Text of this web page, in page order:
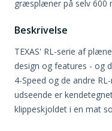
græsplæner på selv 600
Beskrivelse
TEXAS' RL-serie af
design og features - og
4-Speed og de andre
udseende er
klippeskjoldet i en mat